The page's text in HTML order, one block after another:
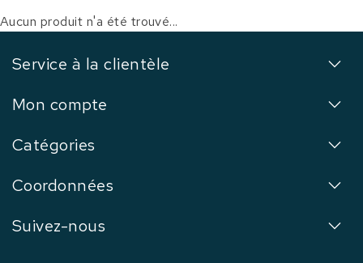
Aucun produit n'a été trouvé...
Service à la clientèle
Mon compte
Catégories
Coordonnées
Suivez-nous